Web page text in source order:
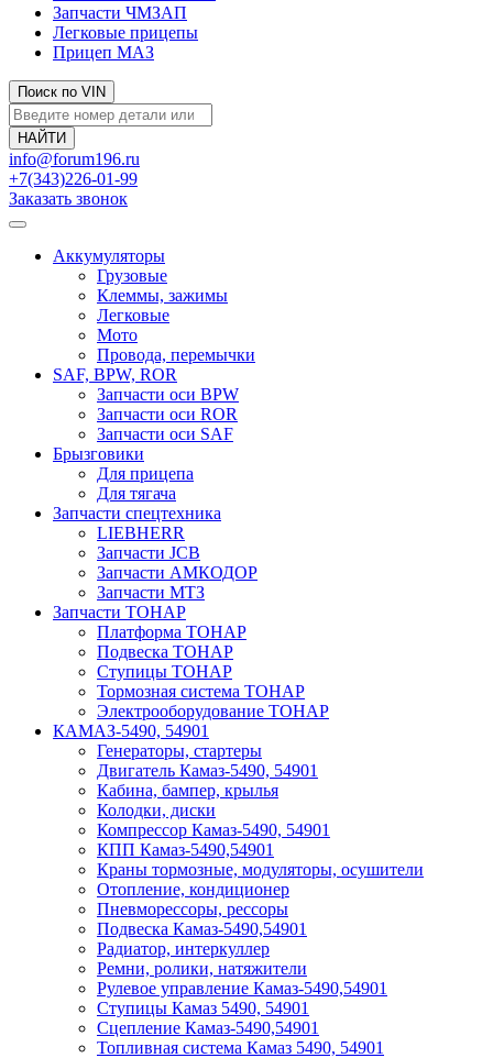
Запчасти ЧМЗАП
Легковые прицепы
Прицеп МАЗ
Поиск по VIN
info@forum196.ru
+7(343)226-01-99
Заказать звонок
Аккумуляторы
Грузовые
Клеммы, зажимы
Легковые
Мото
Провода, перемычки
SAF, BPW, ROR
Запчасти оси BPW
Запчасти оси ROR
Запчасти оси SAF
Брызговики
Для прицепа
Для тягача
Запчасти спецтехника
LIEBHERR
Запчасти JCB
Запчасти АМКОДОР
Запчасти МТЗ
Запчасти ТОНАР
Платформа ТОНАР
Подвеска ТОНАР
Ступицы ТОНАР
Тормозная система ТОНАР
Электрооборудование ТОНАР
КАМАЗ-5490, 54901
Генераторы, стартеры
Двигатель Камаз-5490, 54901
Кабина, бампер, крылья
Колодки, диски
Компрессор Камаз-5490, 54901
КПП Камаз-5490,54901
Краны тормозные, модуляторы, осушители
Отопление, кондиционер
Пневморессоры, рессоры
Подвеска Камаз-5490,54901
Радиатор, интеркуллер
Ремни, ролики, натяжители
Рулевое управление Камаз-5490,54901
Ступицы Камаз 5490, 54901
Сцепление Камаз-5490,54901
Топливная система Камаз 5490, 54901